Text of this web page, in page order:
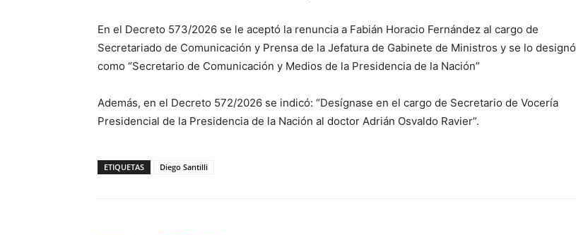
En el Decreto 573/2026 se le aceptó la renuncia a Fabián Horacio Fernández al cargo de
Secretariado de Comunicación y Prensa de la Jefatura de Gabinete de Ministros y se lo designó
como “Secretario de Comunicación y Medios de la Presidencia de la Nación”
Además, en el Decreto 572/2026 se indicó: “Desígnase en el cargo de Secretario de Vocería
Presidencial de la Presidencia de la Nación al doctor Adrián Osvaldo Ravier”.
ETIQUETAS Diego Santilli